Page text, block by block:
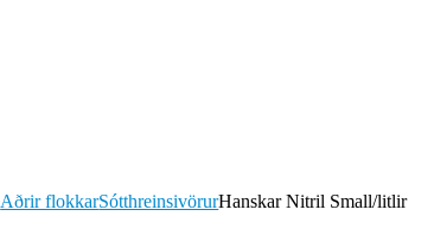
Aðrir flokkarSótthreinsivörurHanskar Nitril Small/litlir